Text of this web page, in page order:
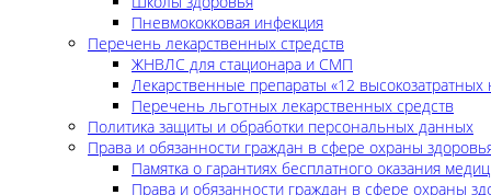
Пневмококковая инфекция
Перечень лекарственных стредств
ЖНВЛС для стационара и СМП
Лекарственные препараты «12 высокозатратных
Перечень льготных лекарственных средств
Политика защиты и обработки персональных данных
Права и обязанности граждан в сфере охраны
Памятка о гарантиях бесплатного оказания
Права и обязанности граждан в сфере охраны